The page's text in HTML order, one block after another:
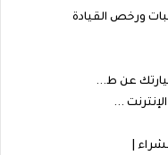
ورخص القيادة
عن ط...
...
|